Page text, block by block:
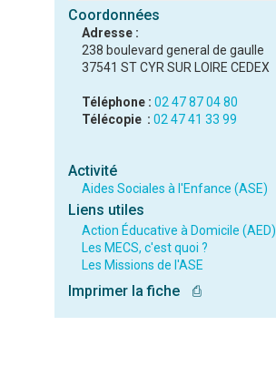
Coordonnées
Adresse :
238 boulevard general de gaulle
37541 ST CYR SUR LOIRE CEDEX
Téléphone : 02 47 87 04 80
Télécopie : 02 47 41 33 99
Activité
Aides Sociales à l'Enfance (ASE)
Liens utiles
Action Éducative à Domicile (AED)
Les MECS, c'est quoi ?
Les Missions de l'ASE
Imprimer la fiche ⎙